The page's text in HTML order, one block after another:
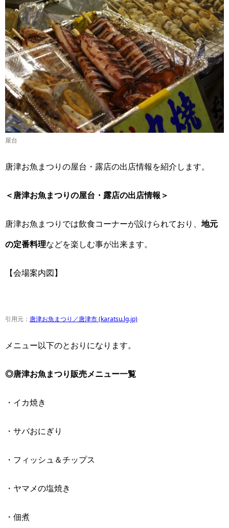
屋台
唐津お魚まつりの屋台・露店の出店情報を紹介します。
＜唐津お魚まつりの屋台・露店の出店情報＞
唐津お魚まつりでは飲食コーナーが設けられており、 地元
の定番料理などを楽しむ事が出来ます。
【会場案内図】
引用元： 唐津お魚まつり／唐津市 (karatsu.lg.jp)
メニュー以下のとおりになります。
◎唐津お魚まつり販売メニュー一覧
・イカ焼き
・サバおにぎり
・フィッシュ＆チップス
・ヤマメの塩焼き
・佃煮